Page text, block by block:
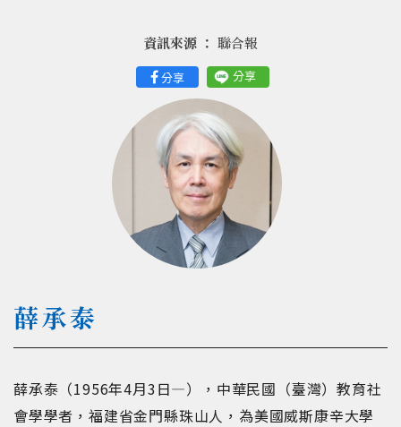
分享 分享
資訊來源 ： 聯合報
薛承泰
薛承泰（1956年4月3日—），中華民國（臺灣）教育社
會學學者，福建省金門縣珠山人，為美國威斯康辛大學